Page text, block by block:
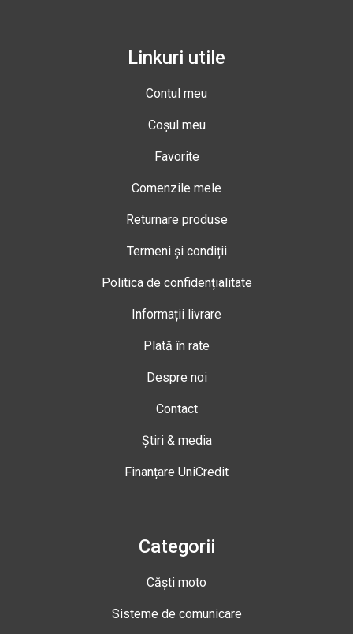
Linkuri utile
Contul meu
Coșul meu
Favorite
Comenzile mele
Returnare produse
Termeni și condiții
Politica de confidențialitate
Informații livrare
Plată în rate
Despre noi
Contact
Știri & media
Finanțare UniCredit
Categorii
Căști moto
Sisteme de comunicare